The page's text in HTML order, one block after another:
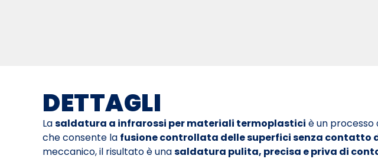
DETTAGLI
Lasaldatura a infrarossi per materiali termoplastici è un processo
che consente la fusione controllata delle superfici senza contatto
meccanico, il risultato è unasaldatura pulita, precisa e priva di